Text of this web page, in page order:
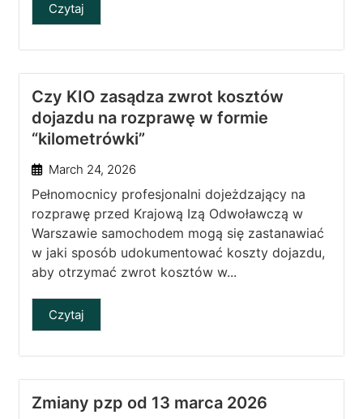
Czytaj
Czy KIO zasądza zwrot kosztów
dojazdu na rozprawę w formie
“kilometrówki”
March 24, 2026
Pełnomocnicy profesjonalni dojeżdzający na
rozprawę przed Krajową Izą Odwoławczą w
Warszawie samochodem mogą się zastanawiać
w jaki sposób udokumentować koszty dojazdu,
aby otrzymać zwrot kosztów w...
Czytaj
Zmiany pzp od 13 marca 2026